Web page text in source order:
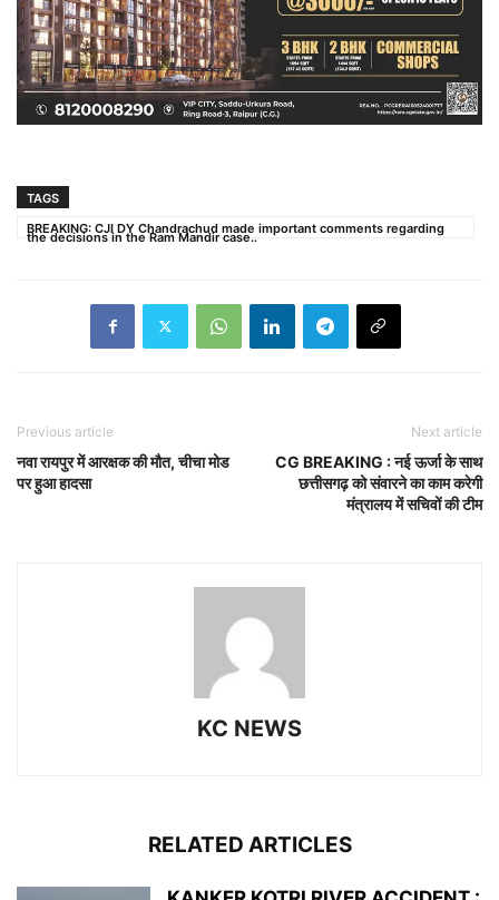
TAGS
BREAKING: CJI DY Chandrachud made important comments regarding
the decisions in the Ram Mandir case..
Previous article
नवा रायपुर में आरक्षक की मौत, चीचा मोड
पर हुआ हादसा
Next article
CG BREAKING : नई ऊर्जा के साथ
छत्तीसगढ़ को संवारने का काम करेगी
मंत्रालय में सचिवों की टीम
KC NEWS
RELATED ARTICLES